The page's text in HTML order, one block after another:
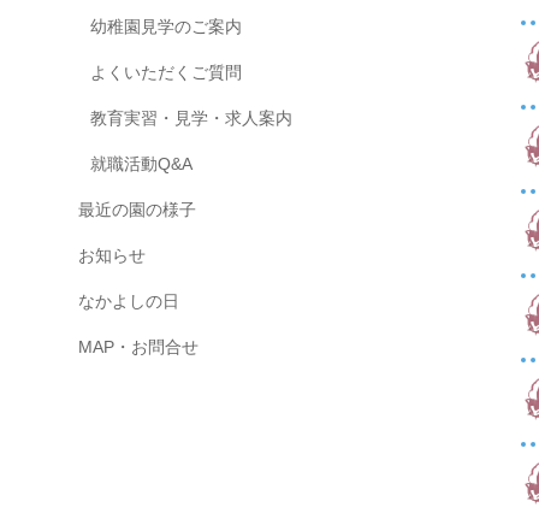
幼稚園見学のご案内
よくいただくご質問
教育実習・見学・求人案内
就職活動Q&A
最近の園の様子
お知らせ
なかよしの日
MAP・お問合せ